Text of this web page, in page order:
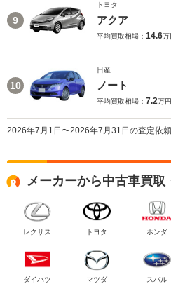
9
トヨタ
アクア
平均買取相場： 14.6万
10
日産
ノート
平均買取相場： 7.2万
2026年7月1日〜2026年7月31日の査定依頼
メーカーから中古車買取
レクサス トヨタ ホンダ
ダイハツ マツダ スバル